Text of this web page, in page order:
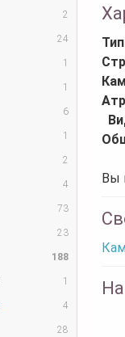
2
24
1
1
6
1
2
4
73
23
188
1
4
28
Вы